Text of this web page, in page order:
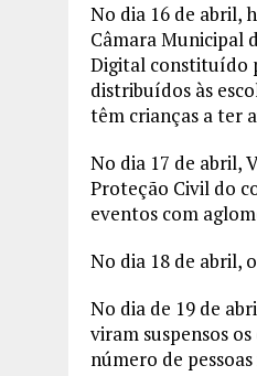
No dia 16 de abril,
Câmara Municipal
Digital constituído
distribuídos às
têm crianças a ter
No dia 17 de abril,
Proteção Civil do
eventos com
No dia 18 de abril,
No dia de 19 de
viram suspensos
número de